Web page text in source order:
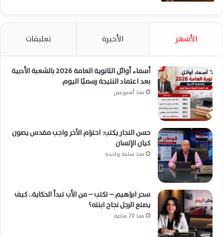
الأشهر الأخيرة تعليقات
أسماء أوائل الثانوية العامة 2026 بالشعبة الأدبية
بعد اعتماد النتيجة رسميًا اليوم
منذ أسبوعين
حسن النجار يكتب: احترام الآخر واجب مقدس يصون
كيان الإنسان
منذ ساعة واحدة
سحر ابراهيم – تكتب – من الأب تبدأ الحكاية.. كيف
يصنع الرجل نجاح ابنته؟
منذ 20 ساعة